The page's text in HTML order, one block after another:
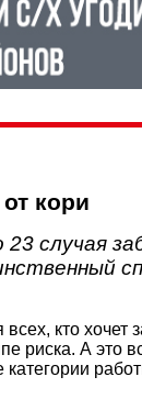
кори
случая
кто
риска. А